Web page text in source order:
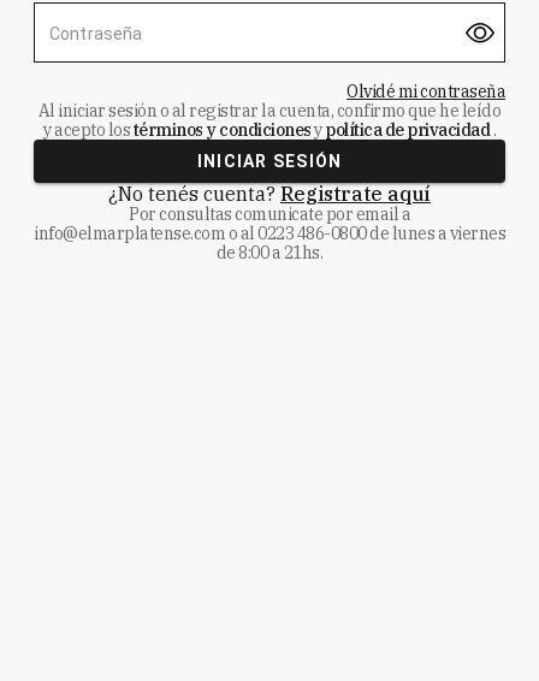
Contraseña
Olvidé mi contraseña
Al iniciar sesión o al registrar la cuenta, confirmo que he leído
y acepto lostérminos y condicionesypolítica de privacidad.
INICIAR SESIÓN
¿No tenés cuenta? Registrate aquí
Por consultas comunicate por email a
info@elmarplatense.como al0223 486-0800de lunes a viernes
de 8:00 a 21hs.